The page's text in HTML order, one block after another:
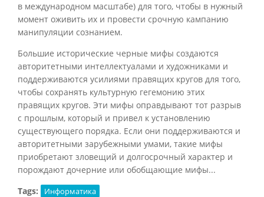
в международном масштабе) для того, чтобы в нужный
момент оживить их и провести срочную кампанию
манипуляции сознанием.
Большие исторические черные мифы создаются
авторитетными интеллектуалами и художниками и
поддерживаются усилиями правящих кругов для того,
чтобы сохранять культурную гегемонию этих
правящих кругов. Эти мифы оправдывают тот разрыв
с прошлым, который и привел к установлению
существующего порядка. Если они поддерживаются и
авторитетными зарубежными умами, такие мифы
приобретают зловещий и долгосрочный характер и
порождают дочерние или обобщающие мифы...
Tags:
Информатика